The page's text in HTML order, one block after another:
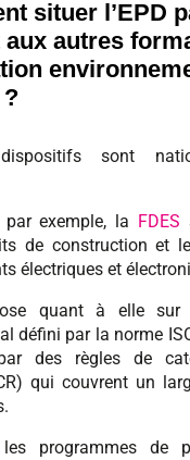
situer l’EPD
autres
sont
par exemple, la FDES
de construction et le
électriques et
quant à elle
défini par la norme
des règles de
qui couvrent un
programmes de